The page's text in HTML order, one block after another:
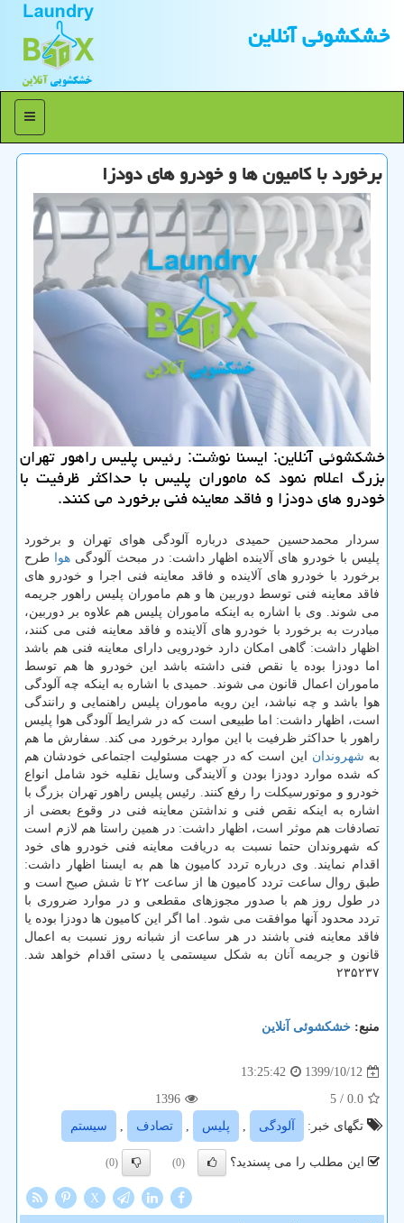
خشكشوئی آنلاین
منو
برخورد با كامیون ها و خودرو های دودزا
خشکشوئی آنلاین: ایسنا نوشت: رئیس پلیس راهور تهران
بزرگ اعلام نمود که ماموران پلیس با حداکثر ظرفیت با
خودرو های دودزا و فاقد معاینه فنی برخورد می کنند.
سردار محمدحسین حمیدی درباره آلودگی هوای تهران و برخورد
پلیس با خودرو های آلاینده اظهار داشت: در مبحث آلودگی هوا طرح
برخورد با خودرو های آلاینده و فاقد معاینه فنی اجرا و خودرو های
فاقد معاینه فنی توسط دوربین ها و هم ماموران پلیس راهور جریمه
می شوند. وی با اشاره به اینکه ماموران پلیس هم علاوه بر دوربین،
مبادرت به برخورد با خودرو های آلاینده و فاقد معاینه فنی می کنند،
اظهار داشت: گاهی امکان دارد خودرویی دارای معاینه فنی هم باشد
اما دودزا بوده یا نقص فنی داشته باشد این خودرو ها هم توسط
ماموران اعمال قانون می شوند. حمیدی با اشاره به اینکه چه آلودگی
هوا باشد و چه نباشد، این رویه ماموران پلیس راهنمایی و رانندگی
است، اظهار داشت: اما طبیعی است که در شرایط آلودگی هوا پلیس
راهور با حداکثر ظرفیت با این موارد برخورد می کند. سفارش ما هم
به شهروندان این است که در جهت مسئولیت اجتماعی خودشان هم
که شده موارد دودزا بودن و آلایندگی وسایل نقلیه خود شامل انواع
خودرو و موتورسیکلت را رفع کنند. رئیس پلیس راهور تهران بزرگ با
اشاره به اینکه نقص فنی و نداشتن معاینه فنی در وقوع بعضی از
تصادفات هم موثر است، اظهار داشت: در همین راستا هم لازم است
که شهروندان حتما نسبت به دریافت معاینه فنی خودرو های خود
اقدام نمایند. وی درباره تردد کامیون ها هم به ایسنا اظهار داشت:
طبق روال ساعت تردد کامیون ها از ساعت ۲۲ تا شش صبح است و
در طول روز هم با صدور مجوزهای مقطعی و در موارد ضروری با
تردد محدود آنها موافقت می شود. اما اگر این کامیون ها دودزا بوده یا
فاقد معاینه فنی باشند در هر ساعت از شبانه روز نسبت به اعمال
قانون و جریمه آنان به شکل سیستمی یا دستی اقدام خواهد شد.
۲۳۵۲۳۷
منبع: خشكشوئی آنلاین
1399/10/12
13:25:42
0.0
/ 5
1396
تگهای خبر:
آلودگی , پلیس , تصادف , سیستم
این مطلب را می پسندید؟ (0)
(0)
X